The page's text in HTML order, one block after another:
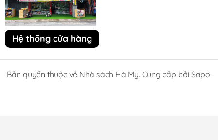
Hệ thống cửa hàng
Bản quyền thuộc về Nhà sách Hà My. Cung cấp bởi Sapo.